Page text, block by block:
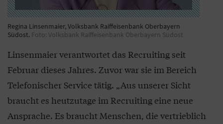
Regina Linsenmaier, Volksbank Raiffeisenbank Oberbayern
Südost. Foto: Volksbank Raiffeisenbank Oberbayern Südost
Linsenmaier verantwortet das Recruiting seit
Februar dieses Jahres. Zuvor war sie im Bereich
Telefonischer Service tätig. „Aus unserer Sicht
braucht es heutzutage im Recruiting eine neue
Ansprache. Es braucht Menschen, die vertrieblich